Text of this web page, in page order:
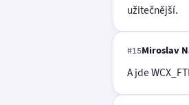
užitečnější.
#15Miroslav
A jde